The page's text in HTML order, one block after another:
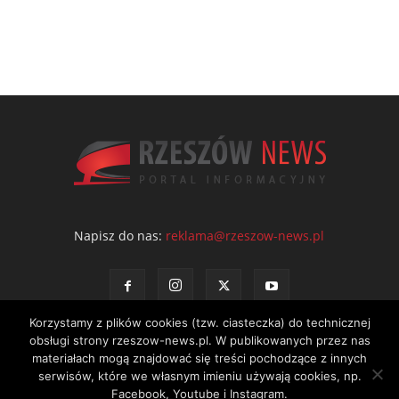
Napisz do nas: reklama@rzeszow-news.pl
Kontakt Polityka prywatności Regulamin portalu
Korzystamy z plików cookies (tzw. ciasteczka) do technicznej
obsługi strony rzeszow-news.pl. W publikowanych przez nas
materiałach mogą znajdować się treści pochodzące z innych
serwisów, które we własnym imieniu używają cookies, np.
Facebook, Youtube i Instagram.